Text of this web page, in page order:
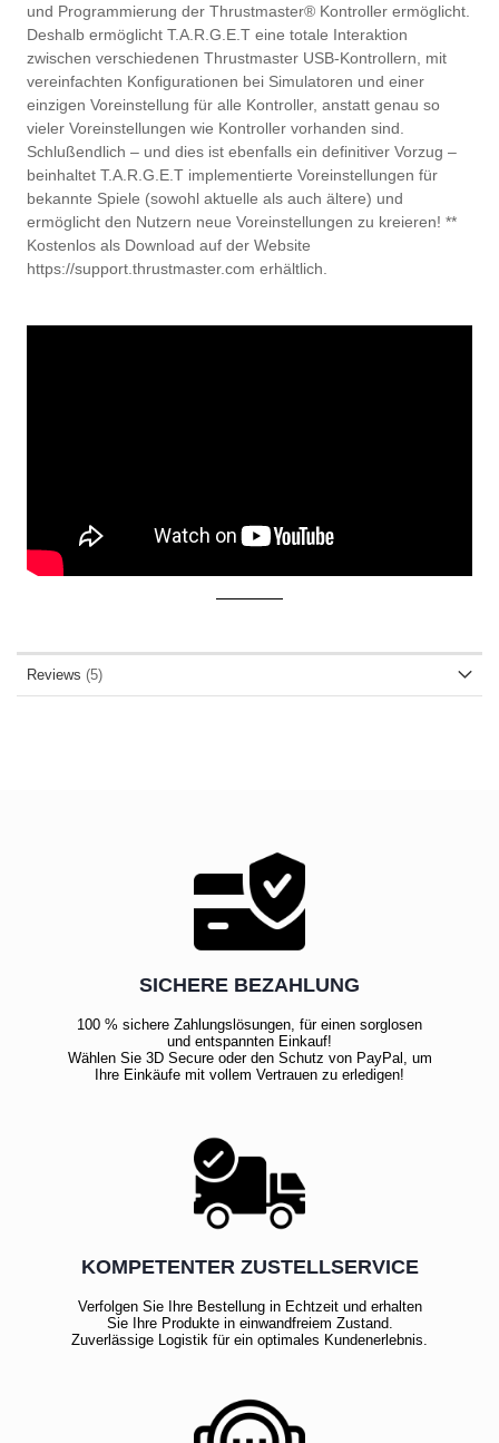
und Programmierung der Thrustmaster® Kontroller ermöglicht.
Deshalb ermöglicht T.A.R.G.E.T eine totale Interaktion
zwischen verschiedenen Thrustmaster USB-Kontrollern, mit
vereinfachten Konfigurationen bei Simulatoren und einer
einzigen Voreinstellung für alle Kontroller, anstatt genau so
vieler Voreinstellungen wie Kontroller vorhanden sind.
Schlußendlich – und dies ist ebenfalls ein definitiver Vorzug –
beinhaltet T.A.R.G.E.T implementierte Voreinstellungen für
bekannte Spiele (sowohl aktuelle als auch ältere) und
ermöglicht den Nutzern neue Voreinstellungen zu kreieren! **
Kostenlos als Download auf der Website
https://support.thrustmaster.com erhältlich.
Reviews 5
SICHERE BEZAHLUNG
100 % sichere Zahlungslösungen, für einen sorglosen
und entspannten Einkauf!
Wählen Sie 3D Secure oder den Schutz von PayPal, um
Ihre Einkäufe mit vollem Vertrauen zu erledigen!
KOMPETENTER ZUSTELLSERVICE
Verfolgen Sie Ihre Bestellung in Echtzeit und erhalten
Sie Ihre Produkte in einwandfreiem Zustand.
Zuverlässige Logistik für ein optimales Kundenerlebnis.